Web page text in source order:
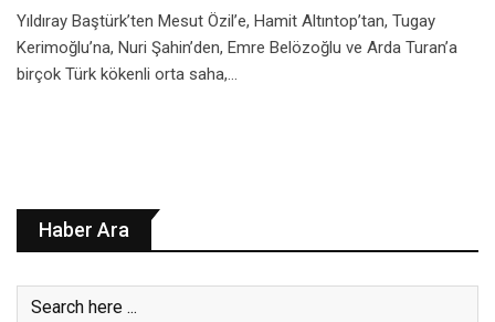
Yıldıray Baştürk’ten Mesut Özil’e, Hamit Altıntop’tan, Tugay
Kerimoğlu’na, Nuri Şahin’den, Emre Belözoğlu ve Arda Turan’a
birçok Türk kökenli orta saha,…
Haber Ara